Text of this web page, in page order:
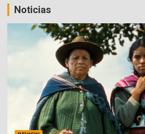
Noticias